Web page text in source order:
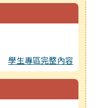
學生專區完整內容